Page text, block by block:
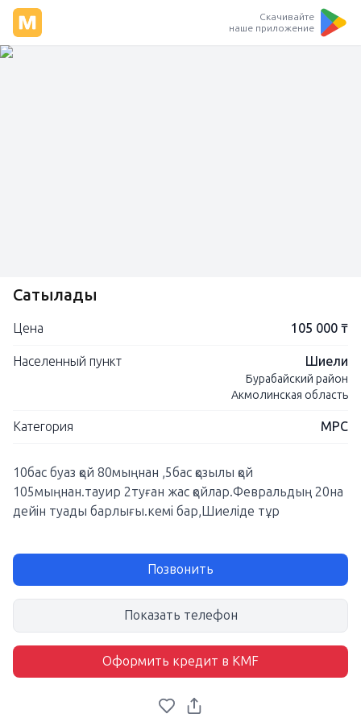
Скачивайте
наше приложение
Сатылады
Цена 105 000 ₸
Населенный пункт Шиели
Бурабайский район
Акмолинская область
Категория МРС
10бас буаз қой 80мыңнан ,5бас қозылы қой
105мыңнан.тауир 2туған жас қойлар.Февральдың 20на
дейін туады барлығы.кемі бар,Шиеліде тұр
Позвонить
Показать телефон
Оформить кредит в KMF